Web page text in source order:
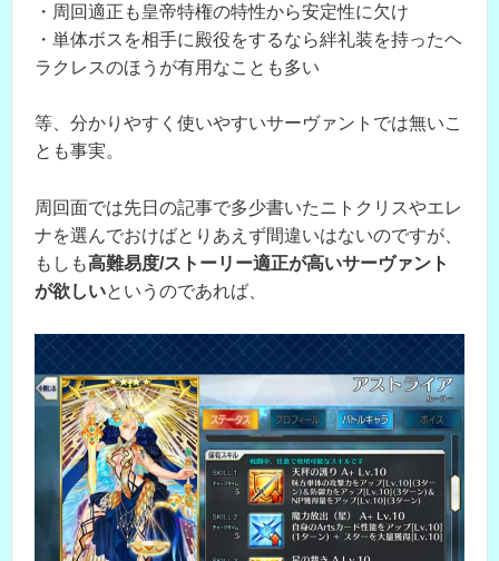
・周回適正も皇帝特権の特性から安定性に欠け
・単体ボスを相手に殿役をするなら絆礼装を持ったヘ
ラクレスのほうが有用なことも多い
等、分かりやすく使いやすいサーヴァントでは無いこ
とも事実。
周回面では先日の記事で多少書いたニトクリスやエレ
ナを選んでおけばとりあえず間違いはないのですが、
もしも高難易度/ストーリー適正が高いサーヴァント
が欲しいというのであれば、